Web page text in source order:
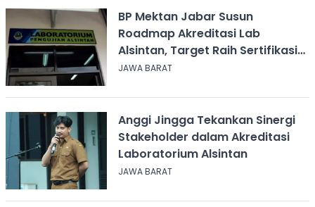
BP Mektan Jabar Susun
Roadmap Akreditasi Lab
Alsintan, Target Raih Sertifikasi
ISO 17025 dalam 2 Tahun
JAWA BARAT
Anggi Jingga Tekankan Sinergi
Stakeholder dalam Akreditasi
Laboratorium Alsintan
JAWA BARAT